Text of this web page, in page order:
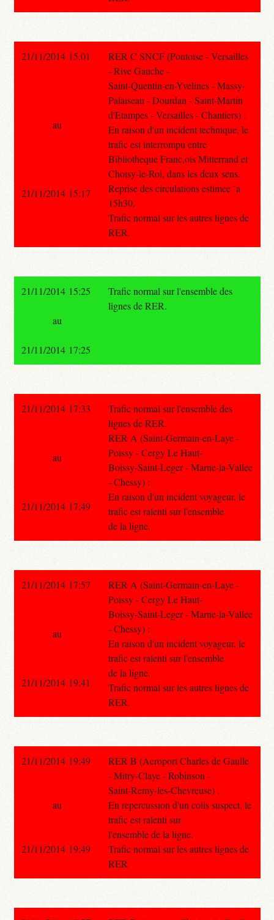
21/11/2014 15:01
RER C SNCF (Pontoise - Versailles
- Rive Gauche -
Saint-Quentin-en-Yvelines - Massy-
Palaiseau - Dourdan - Saint-Martin
d'Etampes - Versailles - Chantiers) :
En raison d'un incident technique, le
trafic est interrompu entre
Bibliotheque Franc,ois Mitterrand et
Choisy-le-Roi, dans les deux sens.
Reprise des circulations estimee `a
15h30.
Trafic normal sur les autres lignes de
RER.
au
21/11/2014 15:17
21/11/2014 15:25
Trafic normal sur l'ensemble des
lignes de RER.
au
21/11/2014 17:25
21/11/2014 17:33
Trafic normal sur l'ensemble des
lignes de RER.
RER A (Saint-Germain-en-Laye -
Poissy - Cergy Le Haut-
Boissy-Saint-Leger - Marne-la-Vallee
- Chessy) :
En raison d'un incident voyageur, le
trafic est ralenti sur l'ensemble
de la ligne.
au
21/11/2014 17:49
21/11/2014 17:57
RER A (Saint-Germain-en-Laye -
Poissy - Cergy Le Haut-
Boissy-Saint-Leger - Marne-la-Vallee
- Chessy) :
En raison d'un incident voyageur, le
trafic est ralenti sur l'ensemble
de la ligne.
Trafic normal sur les autres lignes de
RER.
au
21/11/2014 19:41
21/11/2014 19:49
RER B (Aeroport Charles de Gaulle
- Mitry-Claye - Robinson -
Saint-Remy-les-Chevreuse) :
En repercussion d'un colis suspect, le
trafic est ralenti sur
l'ensemble de la ligne.
Trafic normal sur les autres lignes de
RER.
au
21/11/2014 19:49